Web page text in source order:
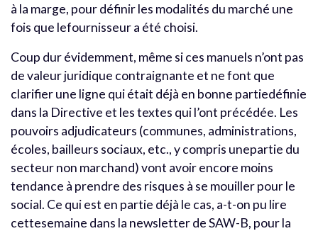
à la marge, pour définir les modalités du marché une
fois que lefournisseur a été choisi.
Coup dur évidemment, même si ces manuels n’ont pas
de valeur juridique contraignante et ne font que
clarifier une ligne qui était déjà en bonne partiedéfinie
dans la Directive et les textes qui l’ont précédée. Les
pouvoirs adjudicateurs (communes, administrations,
écoles, bailleurs sociaux, etc., y compris unepartie du
secteur non marchand) vont avoir encore moins
tendance à prendre des risques à se mouiller pour le
social. Ce qui est en partie déjà le cas, a-t-on pu lire
cettesemaine dans la newsletter de SAW-B, pour la